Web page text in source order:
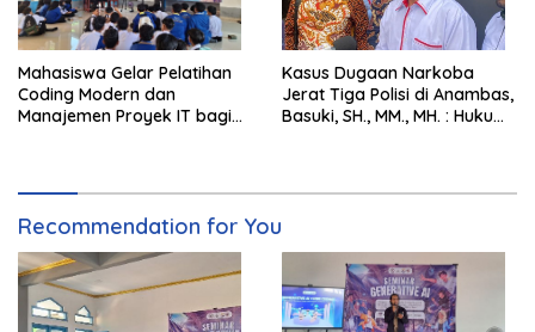
Mahasiswa Gelar Pelatihan
Coding Modern dan
Manajemen Proyek IT bagi
Kasus Dugaan Narkoba
Jerat Tiga Polisi di Anambas,
Basuki, SH., MM., MH. : Hukum
Recommendation for You